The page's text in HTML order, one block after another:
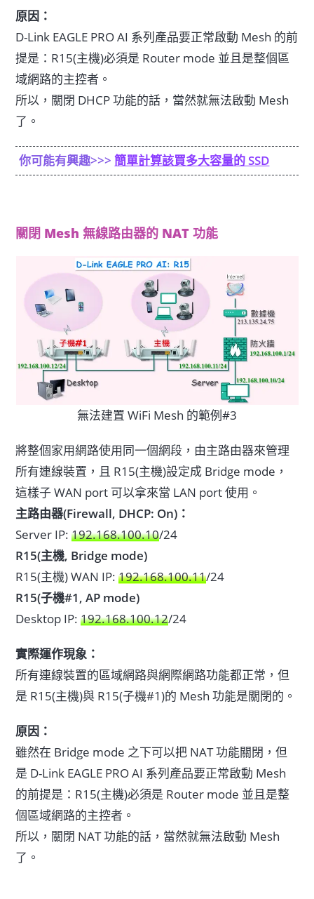
原因：
D-Link EAGLE PRO AI 系列產品要正常啟動 Mesh 的前
提是：R15(主機)必須是 Router mode 並且是整個區
域網路的主控者。
所以，關閉 DHCP 功能的話，當然就無法啟動 Mesh
了。
你可能有興趣>>> 簡單計算該買多大容量的 SSD
關閉 Mesh 無線路由器的 NAT 功能
無法建置 WiFi Mesh 的範例#3
將整個家用網路使用同一個網段，由主路由器來管理
所有連線裝置，且 R15(主機)設定成 Bridge mode，
這樣子 WAN port 可以拿來當 LAN port 使用。
主路由器(Firewall, DHCP: On)：
Server IP:192.168.100.10/24
R15(主機, Bridge mode)
R15(主機) WAN IP:192.168.100.11/24
R15(子機#1, AP mode)
Desktop IP:192.168.100.12/24
實際運作現象：
所有連線裝置的區域網路與網際網路功能都正常，但
是 R15(主機)與 R15(子機#1)的 Mesh 功能是關閉的。
原因：
雖然在 Bridge mode 之下可以把 NAT 功能關閉，但
是 D-Link EAGLE PRO AI 系列產品要正常啟動 Mesh
的前提是：R15(主機)必須是 Router mode 並且是整
個區域網路的主控者。
所以，關閉 NAT 功能的話，當然就無法啟動 Mesh
了。